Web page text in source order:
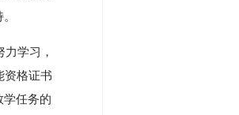
学习，
资格证书
学任务的